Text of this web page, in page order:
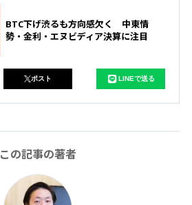
BTC下げ渋るも方向感欠く 中東情
勢・金利・エヌビディア決算に注目
ポスト LINEで送る
この記事の著者